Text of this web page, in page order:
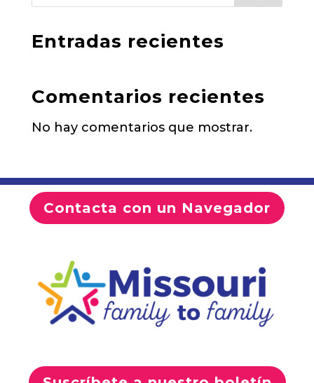
Entradas recientes
Comentarios recientes
No hay comentarios que mostrar.
Contacta con un Navegador